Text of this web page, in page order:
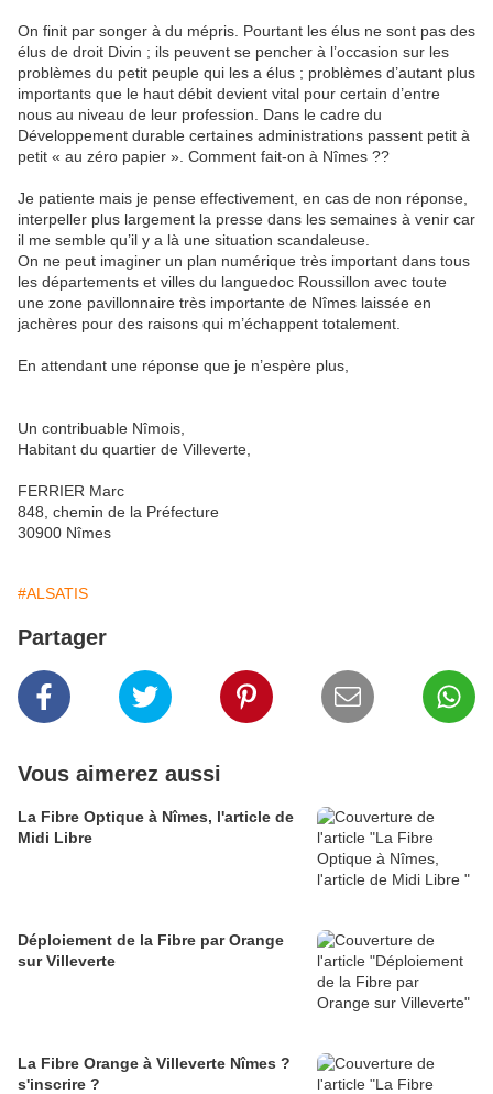
On finit par songer à du mépris. Pourtant les élus ne sont pas des
élus de droit Divin ; ils peuvent se pencher à l’occasion sur les
problèmes du petit peuple qui les a élus ; problèmes d’autant plus
importants que le haut débit devient vital pour certain d’entre
nous au niveau de leur profession. Dans le cadre du
Développement durable certaines administrations passent petit à
petit « au zéro papier ». Comment fait-on à Nîmes ??
Je patiente mais je pense effectivement, en cas de non réponse,
interpeller plus largement la presse dans les semaines à venir car
il me semble qu’il y a là une situation scandaleuse.
On ne peut imaginer un plan numérique très important dans tous
les départements et villes du languedoc Roussillon avec toute
une zone pavillonnaire très importante de Nîmes laissée en
jachères pour des raisons qui m’échappent totalement.
En attendant une réponse que je n’espère plus,
Un contribuable Nîmois,
Habitant du quartier de Villeverte,
FERRIER Marc
848, chemin de la Préfecture
30900 Nîmes
#ALSATIS
Partager
Vous aimerez aussi
La Fibre Optique à Nîmes, l'article de
Midi Libre
Déploiement de la Fibre par Orange
sur Villeverte
La Fibre Orange à Villeverte Nîmes ?
s'inscrire ?